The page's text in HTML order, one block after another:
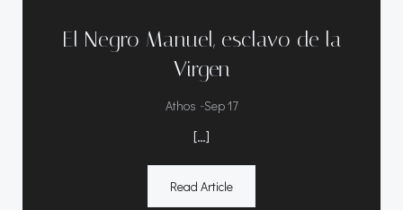
El Negro Manuel, esclavo de la
Virgen
Athos -Sep 17
[…]
Read Article